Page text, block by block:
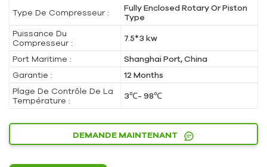
Type De Compresseur :
Fully Enclosed Rotary Or Piston
Type
Puissance Du
Compresseur :
7.5*3 kw
Port Maritime :
Shanghai Port, China
Garantie :
12 Months
Plage De Contrôle De La
Température :
3℃- 98℃
DEMANDE MAINTENANT